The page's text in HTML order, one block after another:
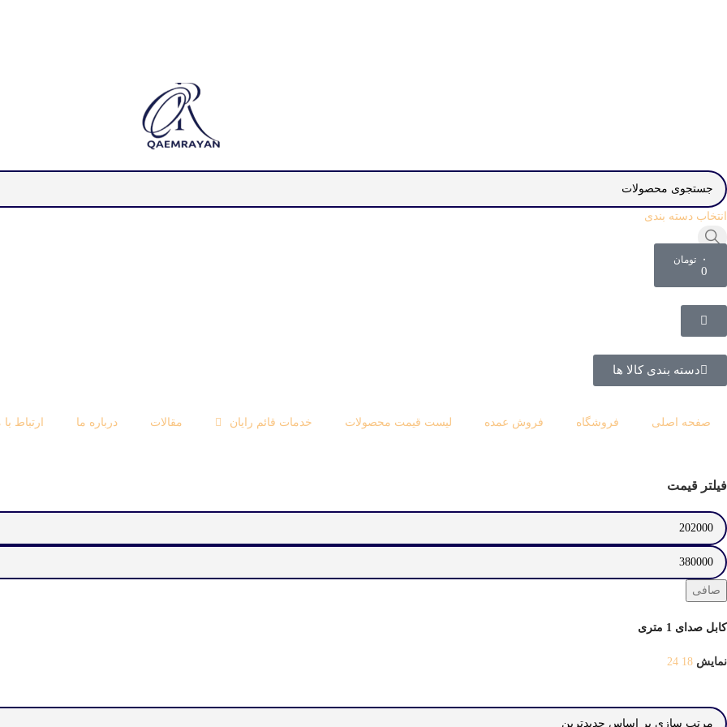
انتخاب دسته بندی
۰ تومان
0
دسته بندی کالا ها
صفحه اصلی فروشگاه فروش عمده لیست قیمت محصولات خدمات قائم رایان مقالات درباره ما ارتباط با
فیلتر قیمت
صافی
كابل صدای 1 متری
نمایش 18
24